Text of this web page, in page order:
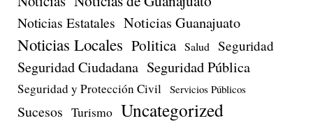
Noticias Estatales Noticias Guanajuato
Noticias Locales Politica Salud Seguridad
Seguridad Ciudadana Seguridad Pública
Seguridad y Protección Civil Servicios Públicos
Sucesos Turismo Uncategorized